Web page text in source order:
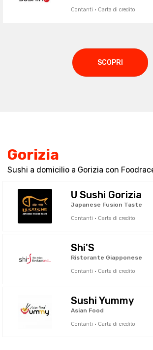
Contanti · Carta di credito
SCOPRI
Gorizia
Sushi a domicilio a Gorizia con
U Sushi Gorizia
Japanese Fusion Taste
Contanti · Carta di credito
Shi'S
Ristorante Giapponese
Contanti · Carta di credito
Sushi Yummy
Asian Food
Contanti · Carta di credito